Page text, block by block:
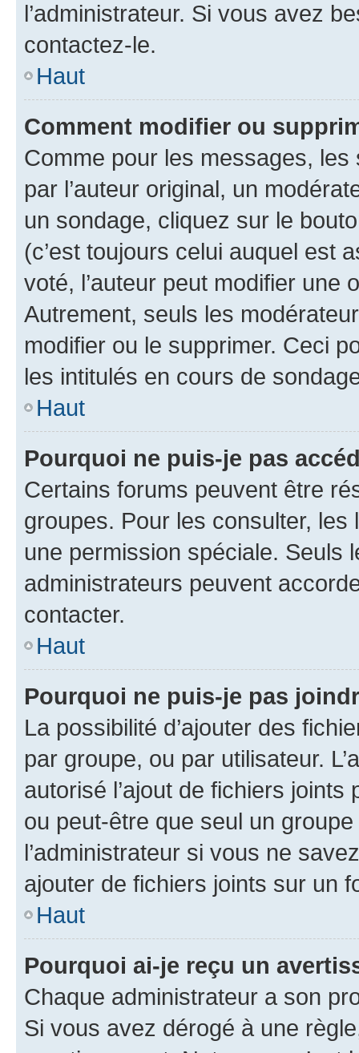
l’administrateur. Si vous avez
contactez-le.
Haut
Comment modifier ou
Comme pour les messages,
par l’auteur original, un
un sondage, cliquez sur le
(c’est toujours celui auquel est
voté, l’auteur peut modifier une
Autrement, seuls les
modifier ou le supprimer. Ceci
les intitulés en cours de
Haut
Pourquoi ne puis-je pas
Certains forums peuvent être
groupes. Pour les consulter,
une permission spéciale. Seuls
administrateurs peuvent
contacter.
Haut
Pourquoi ne puis-je pas
La possibilité d’ajouter des
par groupe, ou par utilisateur.
autorisé l’ajout de fichiers
ou peut-être que seul un
l’administrateur si vous ne
ajouter de fichiers joints sur un
Haut
Pourquoi ai-je reçu un
Chaque administrateur a son
Si vous avez dérogé à une